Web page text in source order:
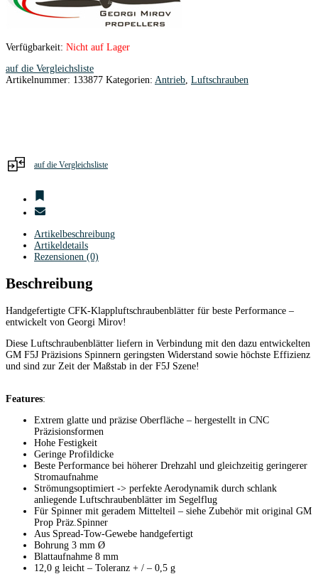
Verfügbarkeit: Nicht auf Lager
auf die Vergleichsliste
Artikelnummer: 133877 Kategorien: Antrieb Luftschrauben
auf die Vergleichsliste
Artikelbeschreibung
Artikeldetails
Rezensionen (0)
Beschreibung
Handgefertigte CFK-Klappluftschraubenblätter für beste Performance –
entwickelt von Georgi Mirov!
Diese Luftschraubenblätter liefern in Verbindung mit den dazu entwickelten
GM F5J Präzisions Spinnern geringsten Widerstand sowie höchste Effizienz
und sind zur Zeit der Maßstab in der F5J Szene!
Features:
Extrem glatte und präzise Oberfläche – hergestellt in CNC
Präzisionsformen
Hohe Festigkeit
Geringe Profildicke
Beste Performance bei höherer Drehzahl und gleichzeitig geringerer
Stromaufnahme
Strömungsoptimiert -> perfekte Aerodynamik durch schlank
anliegende Luftschraubenblätter im Segelflug
Für Spinner mit geradem Mittelteil – siehe Zubehör mit original GM
Prop Präz.Spinner
Aus Spread-Tow-Gewebe handgefertigt
Bohrung 3 mm Ø
Blattaufnahme 8 mm
12,0 g leicht – Toleranz + / – 0,5 g